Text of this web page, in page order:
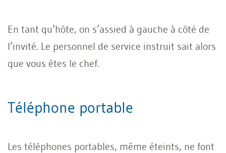
En tant qu’hôte, on s’assied à gauche à côté de
l’invité. Le personnel de service instruit sait alors
que vous êtes le chef.
Téléphone portable
Les téléphones portables, même éteints, ne font